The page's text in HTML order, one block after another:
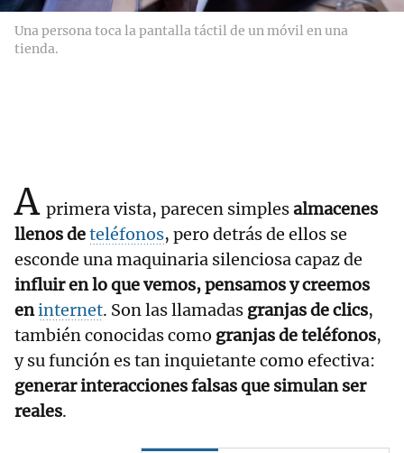
Una persona toca la pantalla táctil de un móvil en una
tienda.
A primera vista, parecen simplesalmacenes
llenos deteléfonos, pero detrás de ellos se
esconde una maquinaria silenciosa capaz de
influir en lo que vemos, pensamos y creemos
eninternet. Son las llamadas granjas de clics,
también conocidas como granjas de teléfonos,
y su función es tan inquietante como efectiva:
generar interacciones falsas que simulan ser
reales.